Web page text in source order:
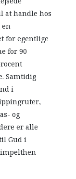
at handle hos
en
for egentlige
for 90
Samtidig
i
og
er alle
Gud i